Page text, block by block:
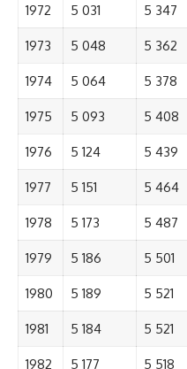
1972 5 031 5 347
1973 5 048 5 362
1974 5 064 5 378
1975 5 093 5 408
1976 5 124 5 439
1977 5 151 5 464
1978 5 173 5 487
1979 5 186 5 501
1980 5 189 5 521
1981 5 184 5 521
1982 5 177 5 518